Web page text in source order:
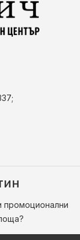
промоционални